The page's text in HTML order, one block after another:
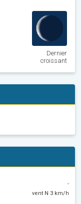
Dernier
croissant
-
vent N 3 km/h